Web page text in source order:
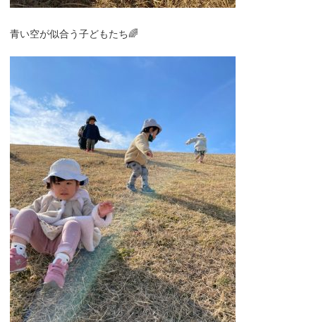
青い空が似合う子どもたち🌈